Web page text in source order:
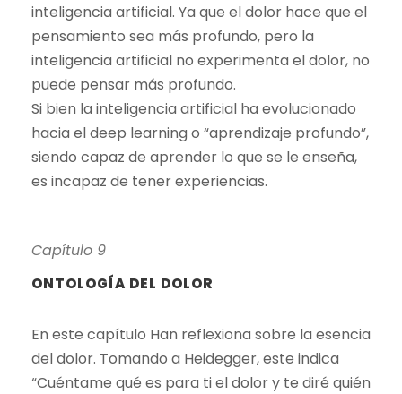
inteligencia artificial. Ya que el dolor hace que el
pensamiento sea más profundo, pero la
inteligencia artificial no experimenta el dolor, no
puede pensar más profundo.
Si bien la inteligencia artificial ha evolucionado
hacia el deep learning o “aprendizaje profundo”,
siendo capaz de aprender lo que se le enseña,
es incapaz de tener experiencias.
Capítulo 9
ONTOLOGÍA DEL DOLOR
En este capítulo Han reflexiona sobre la esencia
del dolor. Tomando a Heidegger, este indica
“Cuéntame qué es para ti el dolor y te diré quién